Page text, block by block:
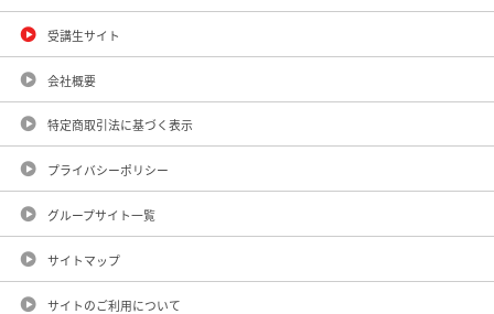
受講生サイト
会社概要
特定商取引法に基づく表示
プライバシーポリシー
グループサイト一覧
サイトマップ
サイトのご利用について